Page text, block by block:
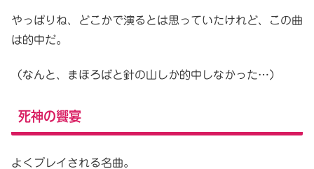
やっぱりね、どこかで演るとは思っていたけれど、この曲
は的中だ。
（なんと、まほろばと針の山しか的中しなかった…）
死神の饗宴
よくプレイされる名曲。